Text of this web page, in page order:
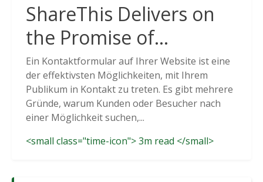
ShareThis Delivers on
the Promise of
Cookieless Data
Solutions
Ein Kontaktformular auf Ihrer Website ist eine
der effektivsten Möglichkeiten, mit Ihrem
Publikum in Kontakt zu treten. Es gibt mehrere
Gründe, warum Kunden oder Besucher nach
einer Möglichkeit suchen,...
<small class="time-icon"> 3m read </small>